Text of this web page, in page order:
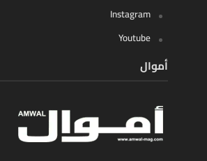
Instagram
Youtube
أموال